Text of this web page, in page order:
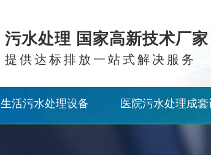
污水处理 国家高新技术厂家
提供达标排放一站式解决服务
生活污水处理设备 医院污水处理成套